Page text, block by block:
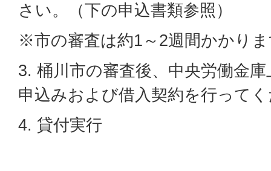
さい。（下の申込書類参照）
※市の審査は約1～2週間かかり
3. 桶川市の審査後、中央労働金
申込みおよび借入契約を行って
4. 貸付実行